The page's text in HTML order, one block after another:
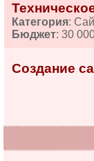
Категория:
Бюджет: 30
Создание